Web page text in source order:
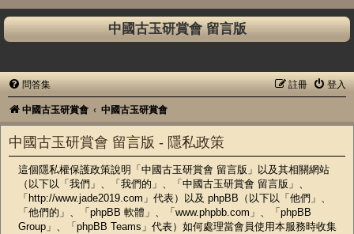
中國古玉研賞會 留言版
問答集 登入
註冊
中國古玉研賞會 中國古玉研賞會
中國古玉研賞會 留言版 - 隱私政策
這個隱私權保護政策說明「中國古玉研賞會 留言版」以及其相關網站
（以下以「我們」、「我們的」、「中國古玉研賞會 留言版」、
「http://www.jade2019.com」代表）以及 phpBB（以下以「他們」、
「他們的」、「phpBB 軟體」、「www.phpbb.com」、「phpBB
Group」、「phpBB Teams」代表）如何處理當會員使用本服務時收集